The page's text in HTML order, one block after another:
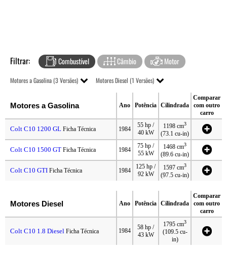
Filtrar: Combustível Câmbio Motor
Motores a Gasolina (3 Versões) Motores Diesel (1 Versões)
Motores a Gasolina Ano Potência Cilindrada
Comparar
com outro
carro
Colt C10 1200 GL Ficha Técnica 1984
55 hp /
40 kW
1198 cm3
(73.1 cu-in)
Colt C10 1500 GT Ficha Técnica 1984
75 hp /
55 kW
1468 cm3
(89.6 cu-in)
Colt C10 GTI Ficha Técnica 1984
125 hp /
92 kW
1597 cm3
(97.5 cu-in)
Motores Diesel Ano Potência Cilindrada
Comparar
com outro
carro
Colt C10 1.8 Diesel Ficha Técnica 1984
58 hp /
43 kW
1795 cm3
(109.5 cu-
in)